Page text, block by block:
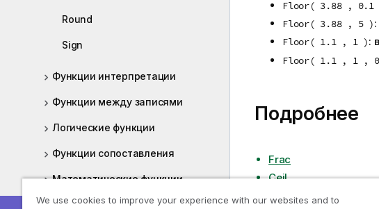
Round
Sign
Функции интерпретации
Функции между записями
Логические функции
Функции сопоставления
Математические функции
Функции NULL
Floor( 3.88 , 0.1
Floor( 3.88 , 5 )
Floor( 1.1 , 1 ):
Floor( 1.1 , 1 ,
Подробнее
Frac
Ceil
We use cookies to improve your experience with our websites and to